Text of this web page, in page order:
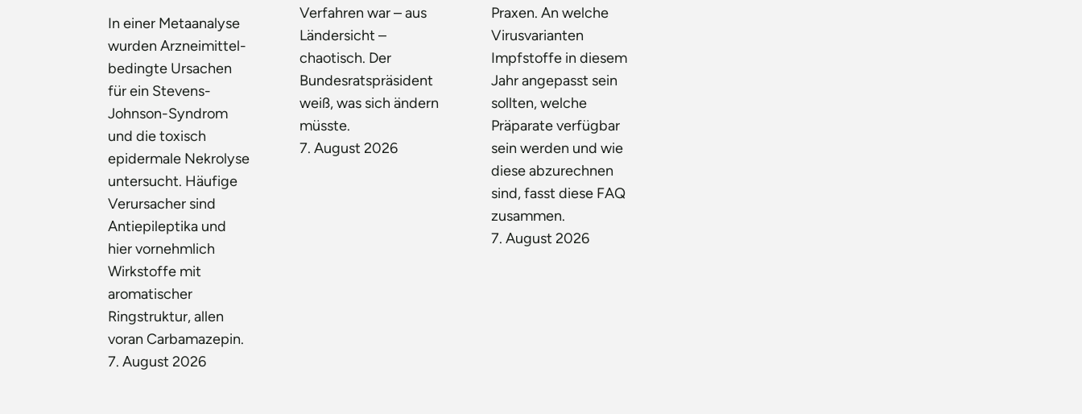
In einer Metaanalyse
wurden Arzneimittel-
bedingte Ursachen
für ein Stevens-
Johnson-Syndrom
und die toxisch
epidermale Nekrolyse
untersucht. Häufige
Verursacher sind
Antiepileptika und
hier vornehmlich
Wirkstoffe mit
aromatischer
Ringstruktur, allen
voran Carbamazepin.
7. August 2026
Verfahren war – aus
Ländersicht –
chaotisch. Der
Bundesratspräsident
weiß, was sich ändern
müsste.
7. August 2026
Praxen. An welche
Virusvarianten
Impfstoffe in diesem
Jahr angepasst sein
sollten, welche
Präparate verfügbar
sein werden und wie
diese abzurechnen
sind, fasst diese FAQ
zusammen.
7. August 2026